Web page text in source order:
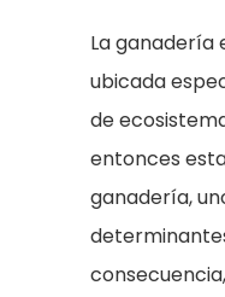
La ganadería
ubicada
de
entonces
ganadería,